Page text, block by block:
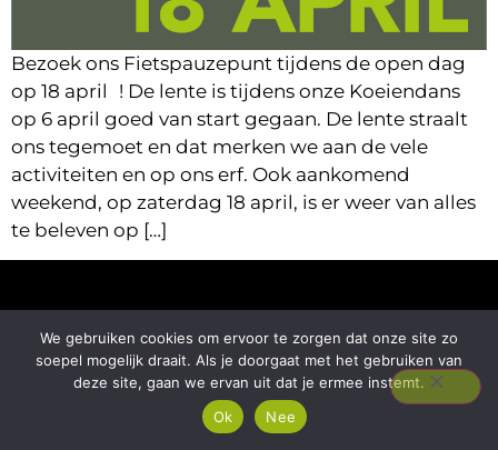
Bezoek ons Fietspauzepunt tijdens de open dag
op 18 april ! De lente is tijdens onze Koeiendans
op 6 april goed van start gegaan. De lente straalt
ons tegemoet en dat merken we aan de vele
activiteiten en op ons erf. Ook aankomend
weekend, op zaterdag 18 april, is er weer van alles
te beleven op […]
We gebruiken cookies om ervoor te zorgen dat onze site zo
soepel mogelijk draait. Als je doorgaat met het gebruiken van
deze site, gaan we ervan uit dat je ermee instemt.
Ok
Nee